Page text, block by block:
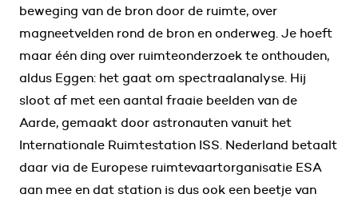
beweging van de bron door de ruimte, over
magneetvelden rond de bron en onderweg. Je hoeft
maar één ding over ruimteonderzoek te onthouden,
aldus Eggen: het gaat om spectraalanalyse. Hij
sloot af met een aantal fraaie beelden van de
Aarde, gemaakt door astronauten vanuit het
Internationale Ruimtestation ISS. Nederland betaalt
daar via de Europese ruimtevaartorganisatie ESA
aan mee en dat station is dus ook een beetje van